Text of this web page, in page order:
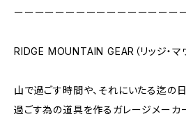
ーーーーーーーーーーーーーーーー
RIDGE MOUNTAIN GEAR（リッジ・マ
山で過ごす時間や、それにいたる迄の
過ごす為の道具を作るガレージメーカ